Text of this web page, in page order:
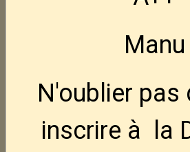
Holster Ghost pour FN Hiper
50,00€ TTC
Manu
N'oublier pas
inscrire à la